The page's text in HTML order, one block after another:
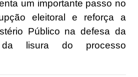
um importante passo no
eleitoral e reforça a
Público na defesa da
lisura do processo